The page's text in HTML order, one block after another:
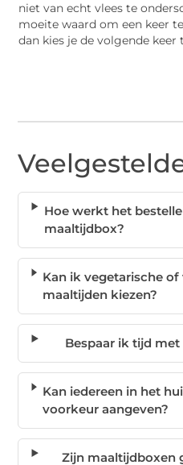
niet van echt vlees te
moeite waard om een keer
dan kies je de volgende
Hoe werkt het
maaltijdbox?
Kan ik vegetarische
maaltijden kiezen?
Bespaar ik tijd
Kan iedereen in het
voorkeur aangeven?
Zijn maaltijdboxen